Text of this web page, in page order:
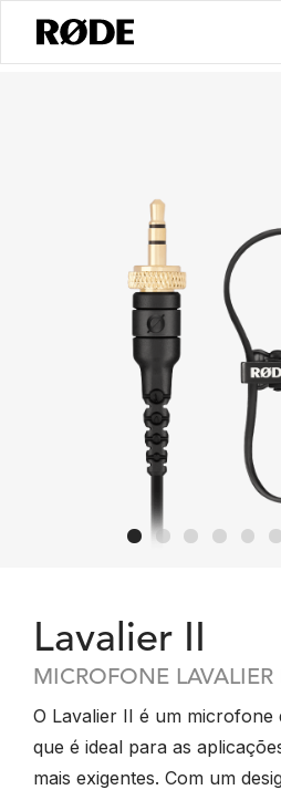
Lavalier II
MICROFONE LAVALIER
O Lavalier II é um microfone
que é ideal para as
mais exigentes. Com um